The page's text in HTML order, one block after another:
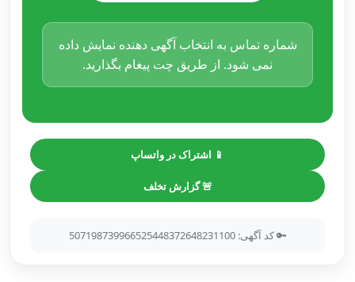
شماره تماس به انتخاب آگهی دهنده نمایش داده
نمی شود. از طریق چت پیغام بگذارید.
📱 اشتراک در واتساپ
🚨 گزارش تخلف
🔑 کد آگهی: 507198739966525448372648231100